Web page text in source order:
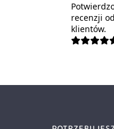
recenzji
klientów.